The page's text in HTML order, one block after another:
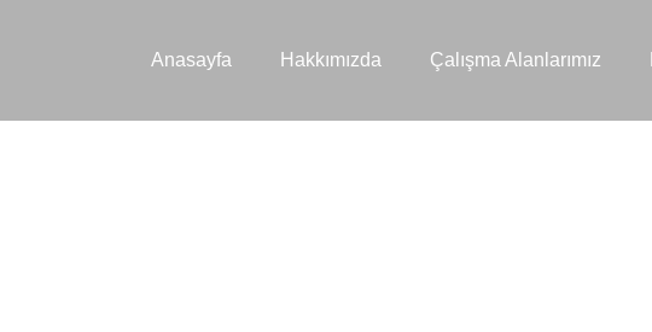
Anasayfa Hakkımızda Çalışma Alanlarımız